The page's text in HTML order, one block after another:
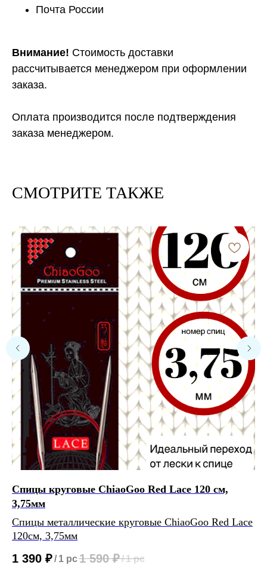
Почта России
Внимание! Стоимость доставки
рассчитывается менеджером при оформлении
заказа.
Оплата производится после подтверждения
заказа менеджером.
СМОТРИТЕ ТАКЖЕ
Спицы круговые ChiaoGoo Red Lace 120 см,
3,75мм
Спицы металлические круговые ChiaoGoo Red Lace
120см, 3,75мм
1 390 ₽/ 1 pc1 590 ₽/1 pc
Нить 1
Нить 2
Расчет метража 2 артикула
Нить, собранная из 2 нитей
будет иметь метраж: